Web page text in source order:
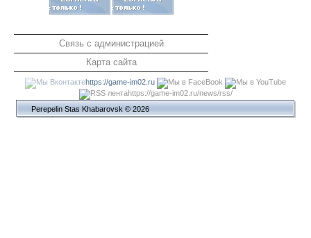
Связь с администрацией
Карта сайта
https://game-im02.ru
https://game-im02.ru/news/rss/
Perepelin Stas Khabarovsk © 2026